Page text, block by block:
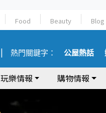
Food Beauty Blog
熱門關鍵字： 公屋熱話
玩樂情報 購物情報